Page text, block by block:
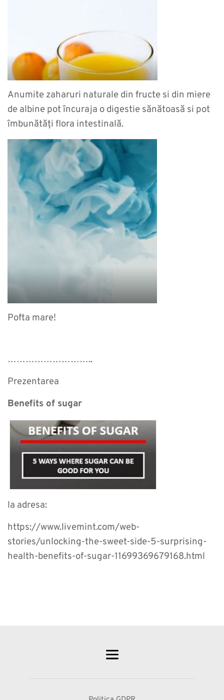
Anumite zaharuri naturale din fructe si din miere
de albine pot încuraja o digestie sănătoasă si pot
îmbunătăți flora intestinală.
Pofta mare!
………………………..
Prezentarea
Benefits of sugar
la adresa:
https://www.livemint.com/web-
stories/unlocking-the-sweet-side-5-surprising-
health-benefits-of-sugar-11699369679168.html